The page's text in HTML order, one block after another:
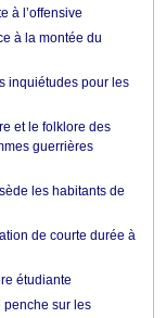
à l’offensive
à la montée du
inquiétudes pour les
et le folklore des
guerrières
les habitants de
de courte durée à
étudiante
penche sur les